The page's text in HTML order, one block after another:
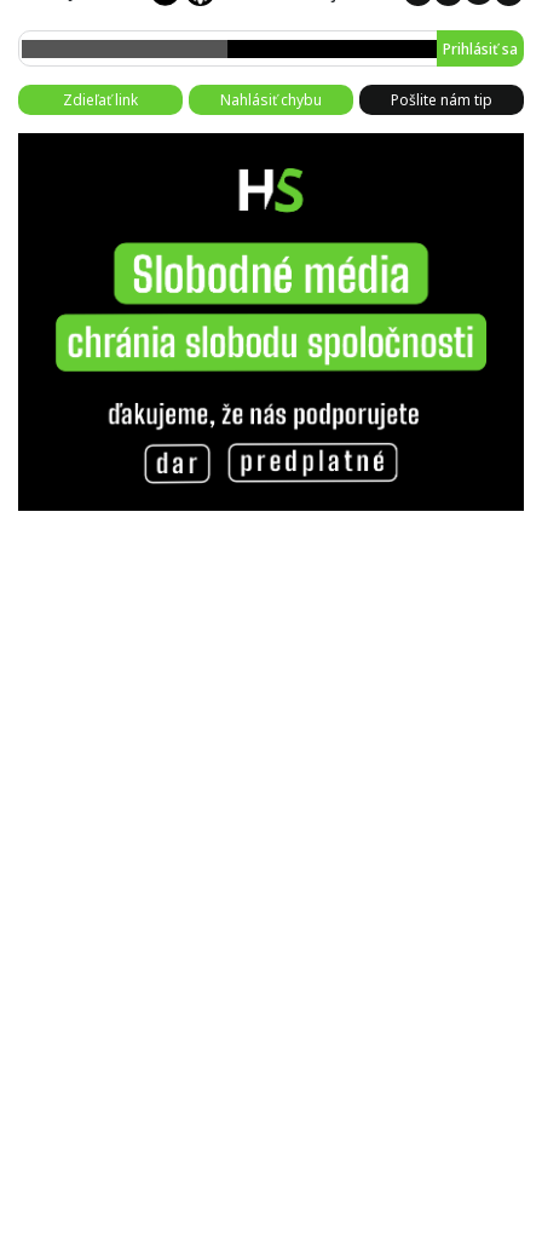
Prihlásiť sa
Zdieľať link Nahlásiť chybu Pošlite nám tip